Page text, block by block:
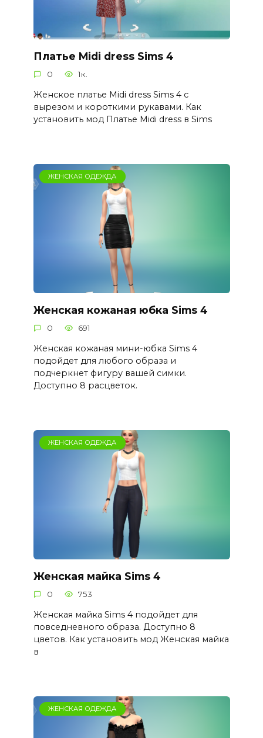
Платье Midi dress Sims 4
0 1к.
Женское платье Midi dress Sims 4 с
вырезом и короткими рукавами. Как
установить мод Платье Midi dress в Sims
ЖЕНСКАЯ ОДЕЖДА
Женская кожаная юбка Sims 4
0 691
Женская кожаная мини-юбка Sims 4
подойдет для любого образа и
подчеркнет фигуру вашей симки.
Доступно 8 расцветок.
ЖЕНСКАЯ ОДЕЖДА
Женская майка Sims 4
0 753
Женская майка Sims 4 подойдет для
повседневного образа. Доступно 8
цветов. Как установить мод Женская майка
в
ЖЕНСКАЯ ОДЕЖДА